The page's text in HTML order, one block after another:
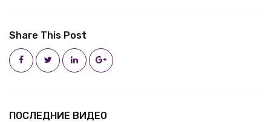
Share This Post
ПОСЛЕДНИЕ ВИДЕО